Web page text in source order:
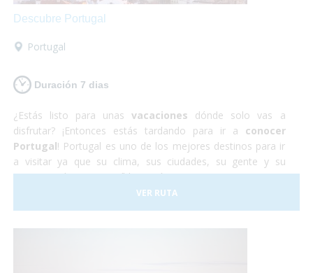
Descubre Portugal
Portugal
Duración 7 dias
¿Estás listo para unasvacaciones dónde solo vas a
disfrutar? ¡Entonces estás tardando para ir a conocer
Portugal! Portugal es uno de los mejores destinos para ir
a visitar ya que su clima, sus ciudades, su gente y su
gastronomía son increíbles. Así que te proponemos una
viaje para que lo puedas descubrir en su totalidad sobre
tusilla de ruedassin problema alguno. ¡No lo dudes más
VER RUTA